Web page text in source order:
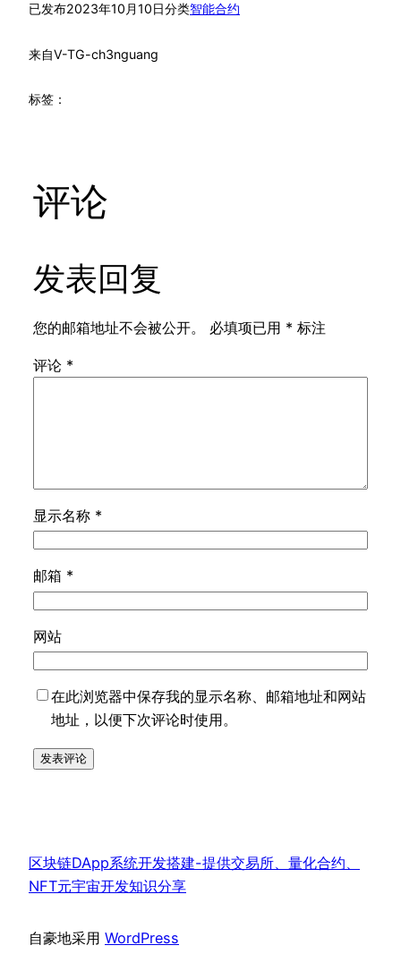
已发布2023年10月10日分类智能合约
来自V-TG-ch3nguang
标签：
评论
发表回复
您的邮箱地址不会被公开。 必填项已用 * 标注
评论 *
显示名称 *
邮箱 *
网站
在此浏览器中保存我的显示名称、邮箱地址和网站
地址，以便下次评论时使用。
区块链DApp系统开发搭建-提供交易所、量化合约、
NFT元宇宙开发知识分享
自豪地采用 WordPress